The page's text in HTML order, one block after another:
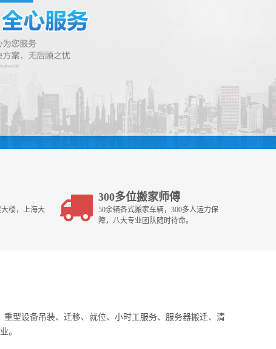
楼，上海大
300多位搬家师傅
50余辆各式搬家车辆，300多人运力保
障，八大专业团队随时待命。
型设备吊装、迁移、就位、小时工服务、服务器搬迁、清
。